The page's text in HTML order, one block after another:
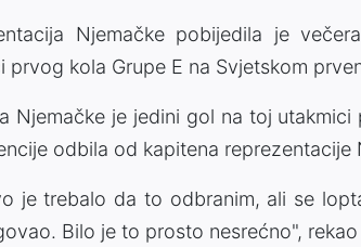
Njemačke pobijedila je
prvog kola Grupe E na Svjetskom
Njemačke je jedini gol na toj
odbila od kapitena
je trebalo da to odbranim, ali se
Bilo je to prosto nesrećno", rekao